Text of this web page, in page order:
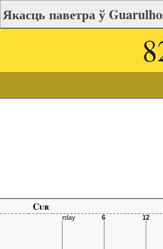
Якасць паветра ў
Cur